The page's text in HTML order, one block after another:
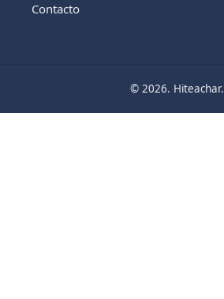
Contacto
© 2026. Hiteachar.